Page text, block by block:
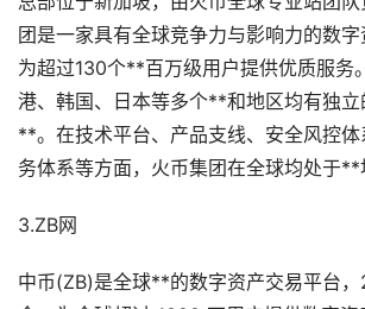
团是一家具有全球竞争力与影响力的数字
为超过130个**百万级用户提供优质服务
港、韩国、日本等多个**和地区均有独
**。在技术平台、产品支线、安全风控
务体系等方面，火币集团在全球均处于**
3.ZB网
中币(ZB)是全球**的数字资产交易平台